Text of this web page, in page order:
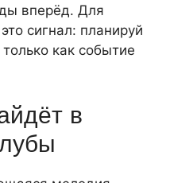
вперёд. Для
сигнал: планируй
как событие
в